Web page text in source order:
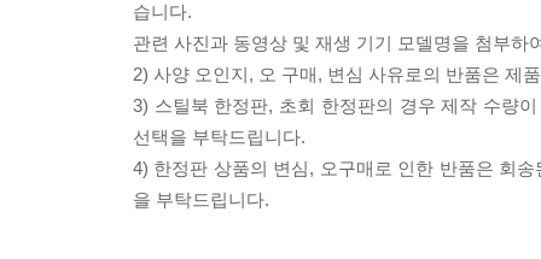
습니다.
관련 사진과 동영상 및 재생 기기 모델명을 첨부하
2) 사양 오인지, 오 구매, 변심 사유로의 반품은 제
3) 스틸북 한정판, 초회 한정판의 경우 제작 수량
선택을 부탁드립니다.
4) 한정판 상품의 변심, 오구매로 인한 반품은 회
을 부탁드립니다.